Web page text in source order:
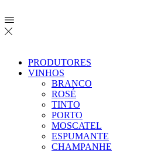
PRODUTORES
VINHOS
BRANCO
ROSÉ
TINTO
PORTO
MOSCATEL
ESPUMANTE
CHAMPANHE